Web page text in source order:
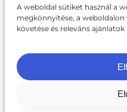
A weboldal sütiket használ a
megkönnyítése, a
követése és releváns
Adatvédelmi
Akadálymentesítési
Cookie tájékoztató
ite@aki.gov.hu